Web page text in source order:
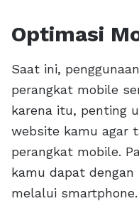
Optimasi
Saat ini,
perangkat mobile
karena itu, penting
website kamu agar
perangkat mobile.
kamu dapat
melalui